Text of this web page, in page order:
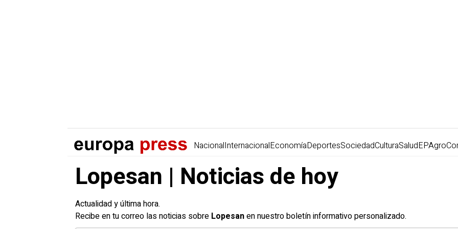
NacionalInternacionalEconomíaDeportesSociedadCulturaSaludEPAgro
Lopesan | Noticias de hoy
Actualidad y última hora.
Recibe en tu correo las noticias sobre Lopesanen nuestro boletín informativo personalizado.